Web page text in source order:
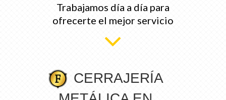
Trabajamos día a día para
ofrecerte el mejor servicio
CERRAJERÍA